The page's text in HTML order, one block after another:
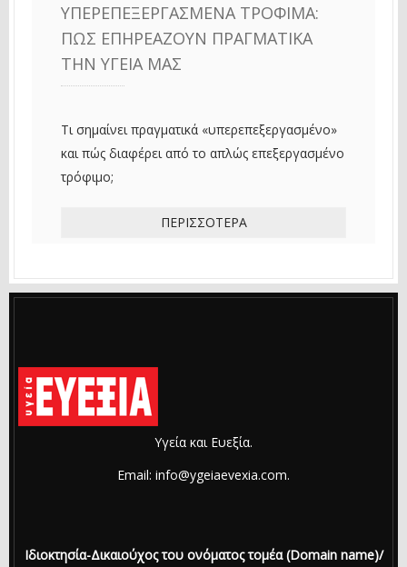
ΥΠΕΡΕΠΕΞΕΡΓΑΣΜΈΝΑ ΤΡΌΦΙΜΑ:
ΠΏΣ ΕΠΗΡΕΆΖΟΥΝ ΠΡΑΓΜΑΤΙΚΆ
ΤΗΝ ΥΓΕΊΑ ΜΑΣ
Τι σημαίνει πραγματικά «υπερεπεξεργασμένο»
και πώς διαφέρει από το απλώς επεξεργασμένο
τρόφιμο;
ΠΕΡΙΣΣΌΤΕΡΑ
Υγεία και Ευεξία.
Email: info@ygeiaevexia.com.
Ιδιοκτησία-Δικαιούχος του ονόματος τομέα (Domain name)/